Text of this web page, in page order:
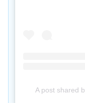
A post shared